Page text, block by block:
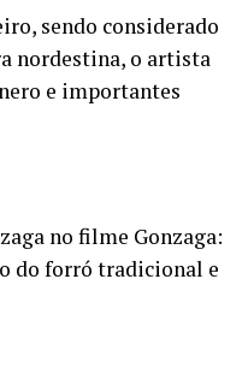
sendo considerado
nordestina, o artista
e importantes
no filme Gonzaga:
do forró tradicional e